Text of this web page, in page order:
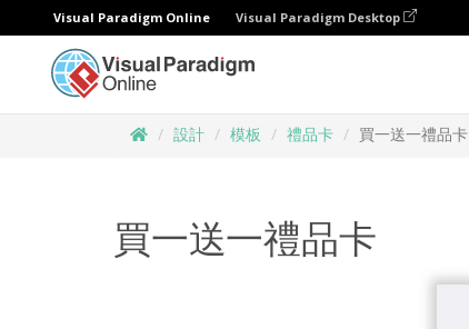
Visual Paradigm Online Visual Paradigm Desktop
設計 模板 禮品卡 買一送一禮品卡
買一送一禮品卡